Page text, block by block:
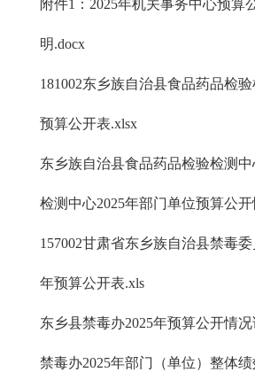
附件1：2025年机关事务中心预算
明.docx
181002东乡族自治县食品药品检
预算公开表.xlsx
东乡族自治县食品药品检验检测中
检测中心2025年部门单位预算公
157002甘肃省东乡族自治县禁毒
年预算公开表.xls
东乡县禁毒办2025年预算公开情况
禁毒办2025年部门（单位）整体